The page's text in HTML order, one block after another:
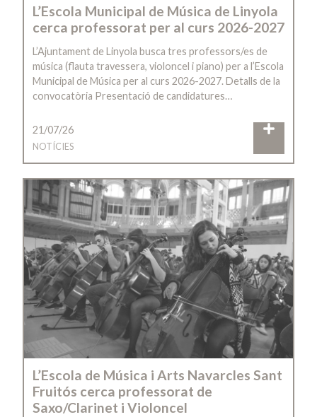
L’Escola Municipal de Música de Linyola
cerca professorat per al curs 2026-2027
L’Ajuntament de Linyola busca tres professors/es de
música (flauta travessera, violoncel i piano) per a l’Escola
Municipal de Música per al curs 2026-2027. Detalls de la
convocatòria Presentació de candidatures…
21/07/26
NOTÍCIES
L’Escola de Música i Arts Navarcles Sant
Fruitós cerca professorat de
Saxo/Clarinet i Violoncel